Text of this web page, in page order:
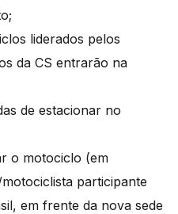
liderados pelos
da CS entrarão na
de estacionar no
o motociclo (em
participante
em frente da nova sede